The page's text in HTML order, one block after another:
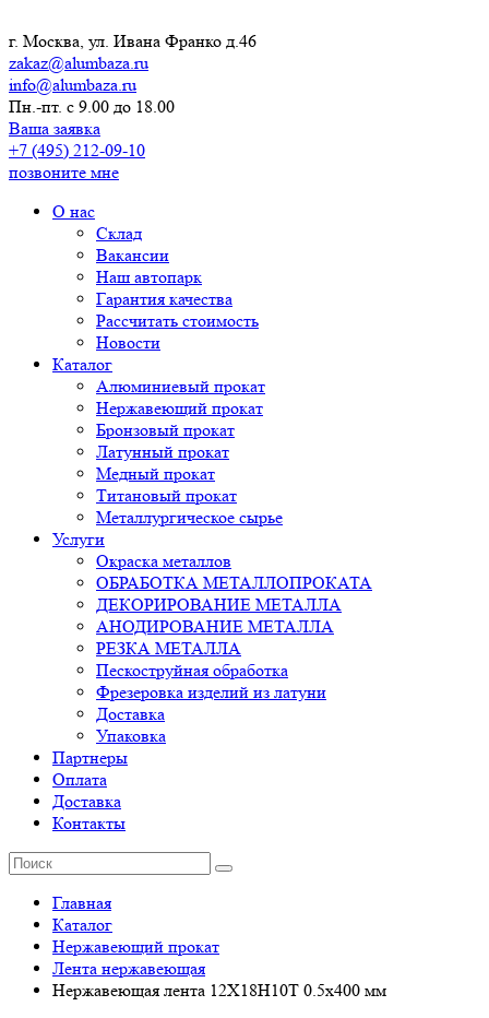
г. Москва, ул. Ивана Франко д.46
zakaz@alumbaza.ru
info@alumbaza.ru
Пн.-пт. с 9.00 до 18.00
Ваша заявка
+7 (495) 212-09-10
позвоните мне
О нас
Склад
Вакансии
Наш автопарк
Гарантия качества
Рассчитать стоимость
Новости
Каталог
Алюминиевый прокат
Нержавеющий прокат
Бронзовый прокат
Латунный прокат
Медный прокат
Титановый прокат
Металлургическое сырье
Услуги
Окраска металлов
ОБРАБОТКА МЕТАЛЛОПРОКАТА
ДЕКОРИРОВАНИЕ МЕТАЛЛА
АНОДИРОВАНИЕ МЕТАЛЛА
РЕЗКА МЕТАЛЛА
Пескоструйная обработка
Фрезеровка изделий из латуни
Доставка
Упаковка
Партнеры
Оплата
Доставка
Контакты
Главная
Каталог
Нержавеющий прокат
Лента нержавеющая
Нержавеющая лента 12Х18Н10Т 0.5х400 мм